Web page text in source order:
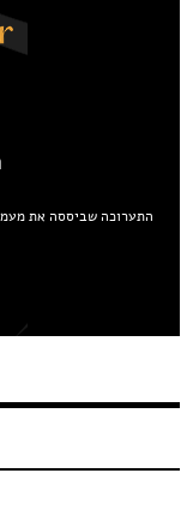
התערוכה שביססה את